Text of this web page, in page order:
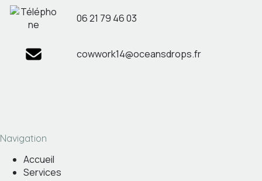
06 21 79 46 03
cowwork14@oceansdrops.fr
Navigation
Accueil
Services